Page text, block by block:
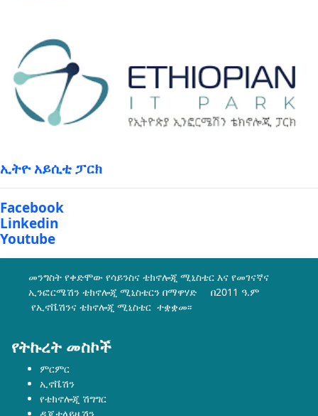
ኢትዮ አይሲቲ ፓርክ
Facebook
Linkedin
Youtube
መንግስት የቀድሞው የሳይንስና ቴክኖሎጂ ሚኒስቴር እና የመገናኛና
ኢንፎርሜሽን ቴክኖሎጂ ሚኒስቴርን በማዋሃድ በ2011 ዓ.ም
የኢኖቬሽንና ቴክኖሎጂ ሚኒስቴር ተቋቋመ፡፡
የትኩረት መስኮች
ምርምር
ኢኖቬሽን
የቴክኖሎጂ ሽግግር